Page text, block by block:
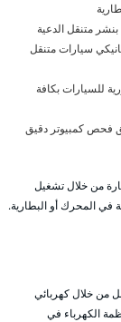
متنقل الدعية
سيارات متنقل
للسيارات بكافة
فحص كمبيوتر دقيق
من خلال تشغيل
المحرك أو البطارية.
من خلال كهربائي
الكهرباء في